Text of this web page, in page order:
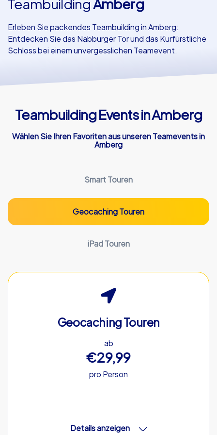
TeambuildingAmberg
Erleben Sie packendes Teambuilding in Amberg:
Entdecken Sie das Nabburger Tor und das Kurfürstliche
Schloss bei einem unvergesslichen Teamevent.
Teambuilding Events in Amberg
Wählen Sie Ihren Favoriten aus unseren Teamevents in
Amberg
Smart Touren
Geocaching Touren
iPad Touren
Geocaching Touren
ab
€29,99
pro Person
Details anzeigen